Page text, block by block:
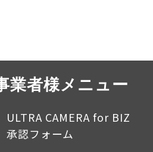
業者様メニュー
ULTRA CAMERA for BIZ
承認フォーム